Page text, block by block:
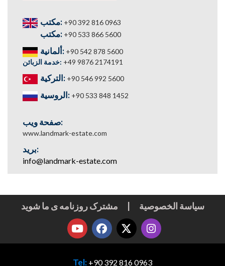
مكتب: +90 392 816 0963
مكتب: +90 533 866 5600
ألمانية: +90 542 878 5600
خدمة الزبائن: +49 9876 2174191
التركية: +90 546 992 5600
الروسية: +90 533 848 1452
صفحة ويب:
www.landmark-estate.com
بريد:
info@landmark-estate.com
سياسة الخصوصية مشترک روزنامه ی ما شوید
Tel: +90 392 816 0963